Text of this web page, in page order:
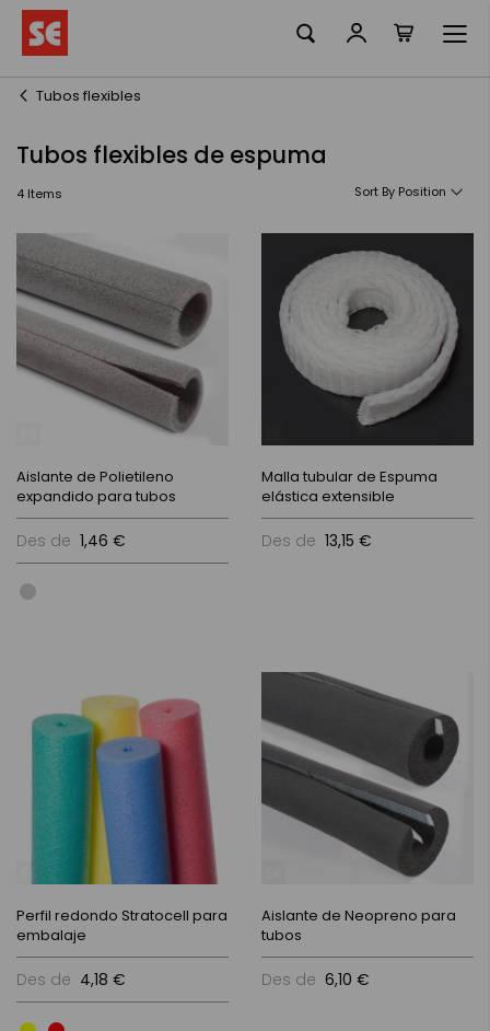
Content
Tubos flexibles
Tubos flexibles de espuma
4 Items Sort By
Aislante de Polietileno
expandido para tubos
Des de 1,46 €
Malla tubular de Espuma
elástica extensible
Des de 13,15 €
Perfil redondo Stratocell para
embalaje
Des de 4,18 €
Aislante de Neopreno para
tubos
Des de 6,10 €